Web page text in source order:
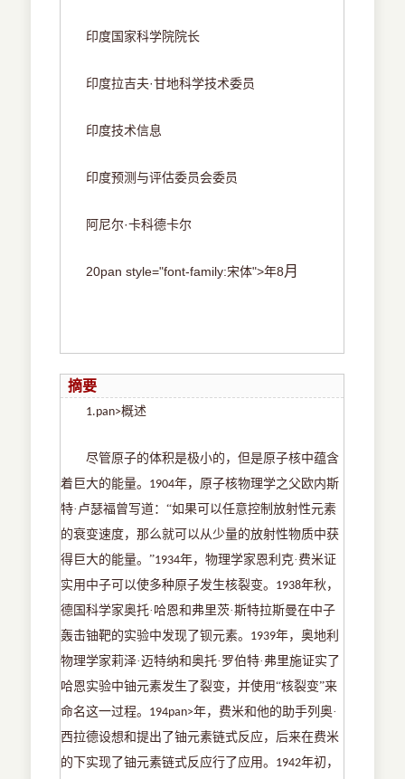
印度国家科学院院长
印度拉吉夫·甘地科学技术委员
印度技术信息
印度预测与评估委员会委员
阿尼尔·卡科德卡尔
20pan style="font-family:宋体">年8月
摘要
1.pan>概述
尽管原子的体积是极小的，但是原子核中蕴含
着巨大的能量。 1904年，原子核物理学之父欧内斯
特·卢瑟福曾写道：“如果可以任意控制放射性元素
的衰变速度，那么就可以从少量的放射性物质中获
得巨大的能量。”1934年，物理学家恩利克·费米证
实用中子可以使多种原子发生核裂变。 1938年秋，
德国科学家奥托·哈恩和弗里茨·斯特拉斯曼在中子
轰击铀靶的实验中发现了钡元素。 1939年，奥地利
物理学家莉泽·迈特纳和奥托·罗伯特·弗里施证实了
哈恩实验中铀元素发生了裂变，并使用“核裂变”来
命名这一过程。 194pan>年，费米和他的助手列奥·
西拉德设想和提出了铀元素链式反应，后来在费米
的下实现了铀元素链式反应行了应用。 1942年初，